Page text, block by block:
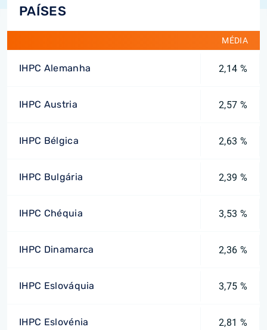
PAÍSES
MÉDIA
IHPC Alemanha 2,14 %
IHPC Austria 2,57 %
IHPC Bélgica 2,63 %
IHPC Bulgária 2,39 %
IHPC Chéquia 3,53 %
IHPC Dinamarca 2,36 %
IHPC Eslováquia 3,75 %
IHPC Eslovénia 2,81 %